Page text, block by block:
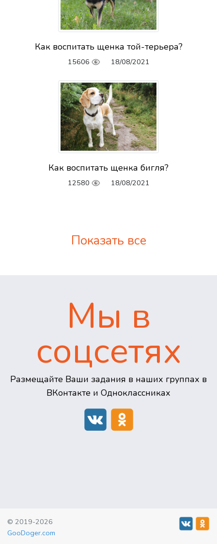
Как воспитать щенка той-терьера?
15606 18/08/2021
Как воспитать щенка бигля?
12580 18/08/2021
Показать все
Мы в
соцсетях
Размещайте Ваши задания в наших группах в
ВКонтакте и Одноклассниках
© 2019-2026
GooDoger.com